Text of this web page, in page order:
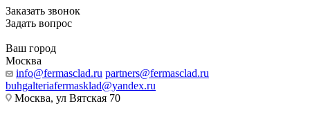
Заказать звонок
Задать вопрос
Ваш город
Москва
info@fermasclad.ru partners@fermasclad.ru
buhgalteriafermasklad@yandex.ru
Москва, ул Вятская 70